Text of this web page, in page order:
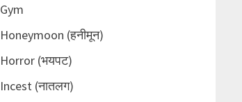
Gym
Honeymoon (हनीमून)
Horror (भयपट)
Incest (नातलग)